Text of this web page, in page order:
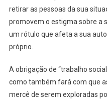
retirar as pessoas da sua
promovem o estigma sobre a
um rótulo que afeta a sua
próprio.
A obrigação de “trabalho
como também fará com que
mercê de serem exploradas